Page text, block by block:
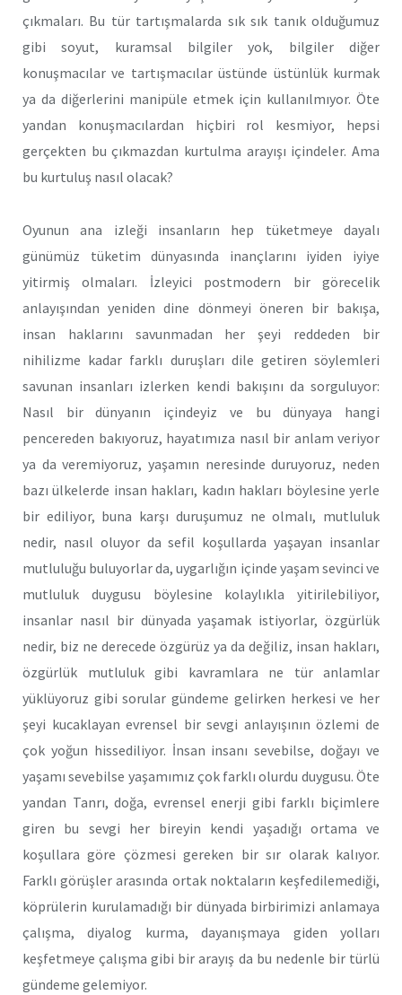
çıkmaları. Bu tür tartışmalarda sık sık tanık olduğumuz
gibi soyut, kuramsal bilgiler yok, bilgiler diğer
konuşmacılar ve tartışmacılar üstünde üstünlük kurmak
ya da diğerlerini manipüle etmek için kullanılmıyor. Öte
yandan konuşmacılardan hiçbiri rol kesmiyor, hepsi
gerçekten bu çıkmazdan kurtulma arayışı içindeler. Ama
bu kurtuluş nasıl olacak?
Oyunun ana izleği insanların hep tüketmeye dayalı
günümüz tüketim dünyasında inançlarını iyiden iyiye
yitirmiş olmaları. İzleyici postmodern bir görecelik
anlayışından yeniden dine dönmeyi öneren bir bakışa,
insan haklarını savunmadan her şeyi reddeden bir
nihilizme kadar farklı duruşları dile getiren söylemleri
savunan insanları izlerken kendi bakışını da sorguluyor:
Nasıl bir dünyanın içindeyiz ve bu dünyaya hangi
pencereden bakıyoruz, hayatımıza nasıl bir anlam veriyor
ya da veremiyoruz, yaşamın neresinde duruyoruz, neden
bazı ülkelerde insan hakları, kadın hakları böylesine yerle
bir ediliyor, buna karşı duruşumuz ne olmalı, mutluluk
nedir, nasıl oluyor da sefil koşullarda yaşayan insanlar
mutluluğu buluyorlar da, uygarlığın içinde yaşam sevinci ve
mutluluk duygusu böylesine kolaylıkla yitirilebiliyor,
insanlar nasıl bir dünyada yaşamak istiyorlar, özgürlük
nedir, biz ne derecede özgürüz ya da değiliz, insan hakları,
özgürlük mutluluk gibi kavramlara ne tür anlamlar
yüklüyoruz gibi sorular gündeme gelirken herkesi ve her
şeyi kucaklayan evrensel bir sevgi anlayışının özlemi de
çok yoğun hissediliyor. İnsan insanı sevebilse, doğayı ve
yaşamı sevebilse yaşamımız çok farklı olurdu duygusu. Öte
yandan Tanrı, doğa, evrensel enerji gibi farklı biçimlere
giren bu sevgi her bireyin kendi yaşadığı ortama ve
koşullara göre çözmesi gereken bir sır olarak kalıyor.
Farklı görüşler arasında ortak noktaların keşfedilemediği,
köprülerin kurulamadığı bir dünyada birbirimizi anlamaya
çalışma, diyalog kurma, dayanışmaya giden yolları
keşfetmeye çalışma gibi bir arayış da bu nedenle bir türlü
gündeme gelemiyor.